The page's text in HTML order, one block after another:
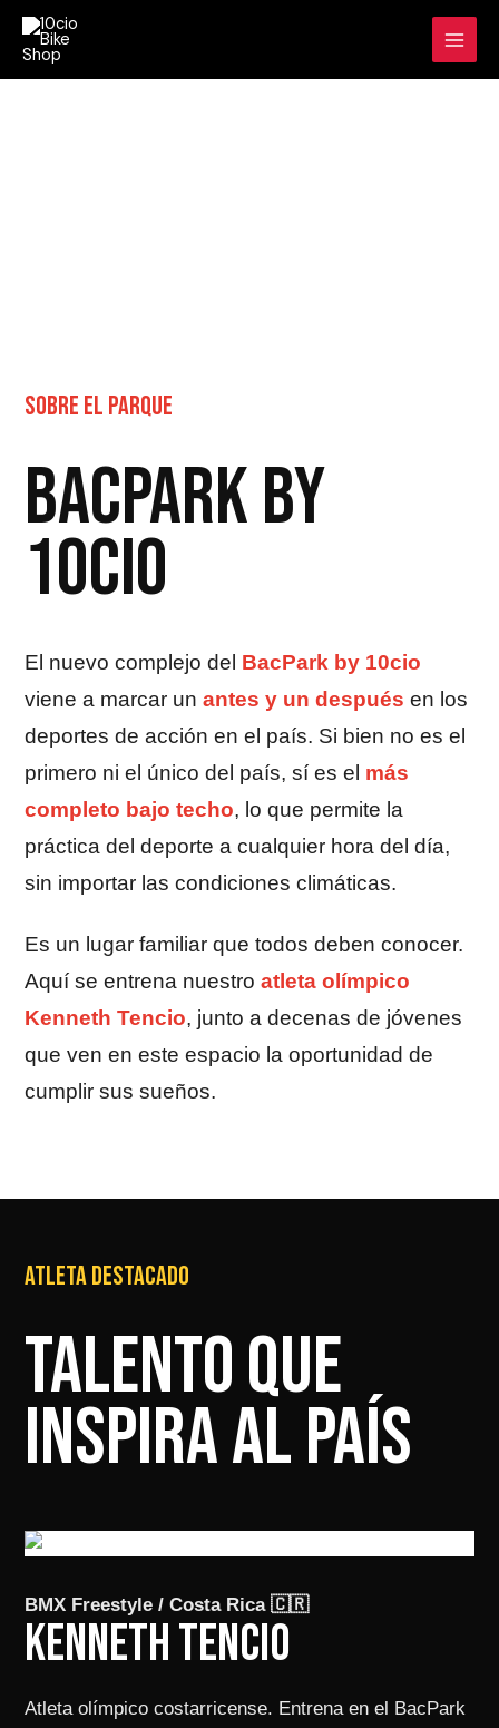
contenido
SOBRE EL PARQUE
BACPARK BY
10CIO
El nuevo complejo del BacPark by 10cio
viene a marcar un antes y un después en los
deportes de acción en el país. Si bien no es el
primero ni el único del país, sí es el más
completo bajo techo, lo que permite la
práctica del deporte a cualquier hora del día,
sin importar las condiciones climáticas.
Es un lugar familiar que todos deben conocer.
Aquí se entrena nuestro atleta olímpico
Kenneth Tencio, junto a decenas de jóvenes
que ven en este espacio la oportunidad de
cumplir sus sueños.
ATLETA DESTACADO
TALENTO QUE
INSPIRA AL PAÍS
BMX Freestyle / Costa Rica 🇨🇷
KENNETH TENCIO
Atleta olímpico costarricense. Entrena en el BacPark